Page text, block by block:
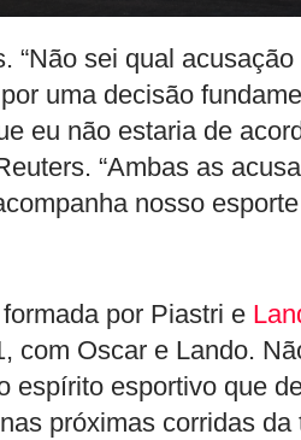
“Não sei qual
uma decisão
eu não estaria de
“Ambas as
nosso
por Piastri e
com Oscar e Lando.
espírito esportivo que
próximas corridas da